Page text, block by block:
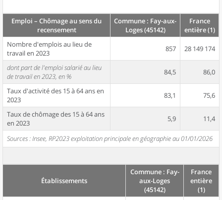
Emploi – Chômage au sens du
recensement
Commune : Fay-aux-
Loges (45142)
France
entière (1)
Nombre d'emplois au lieu de
travail en 2023
857 28 149 174
dont part de l'emploi salarié au lieu
de travail en 2023, en %
84,5 86,0
Taux d'activité des 15 à 64 ans en
2023
83,1 75,6
Taux de chômage des 15 à 64 ans
en 2023
5,9 11,4
Sources : Insee, RP2023 exploitation principale en géographie au 01/01/2026
Établissements
Commune : Fay-
aux-Loges
(45142)
France
entière
(1)